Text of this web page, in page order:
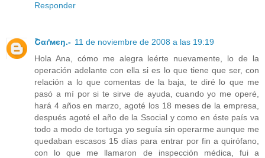
Responder
Շαґмєŋ.- 11 de noviembre de 2008 a las 19:19
Hola Ana, cómo me alegra leérte nuevamente, lo de la
operación adelante con ella si es lo que tiene que ser, con
relación a lo que comentas de la baja, te diré lo que me
pasó a mí por si te sirve de ayuda, cuando yo me operé,
hará 4 años en marzo, agoté los 18 meses de la empresa,
después agoté el año de la Ssocial y como en éste país va
todo a modo de tortuga yo seguía sin operarme aunque me
quedaban escasos 15 días para entrar por fin a quirófano,
con lo que me llamaron de inspección médica, fui a